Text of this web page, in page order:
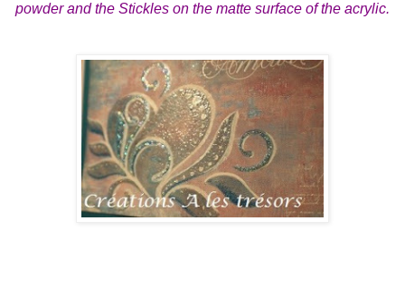
powder and the Stickles on the matte surface of the acrylic.